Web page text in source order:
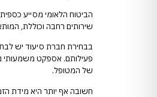
הביטוח הלאומי מסייע
שירותים רחבה וכוללת,
בבחירת חברת סיעוד יש
פעילותם. אספקט משמעותי
של המטופל.
חשובה אף יותר היא מידת